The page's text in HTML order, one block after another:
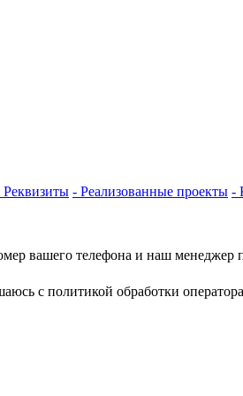
Реквизиты - Реализованные проекты -
вашего телефона и наш менеджер
с политикой обработки оператора